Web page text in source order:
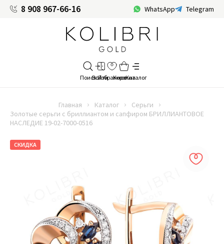
8 908 967-66-16 WhatsApp Telegram
Главная Каталог
Серьги
Золотые серьги с бриллиантом и сапфиром БРИЛЛИАНТОВОЕ
НАСЛЕДИЕ 19-02-7000-0516
СКИДКА